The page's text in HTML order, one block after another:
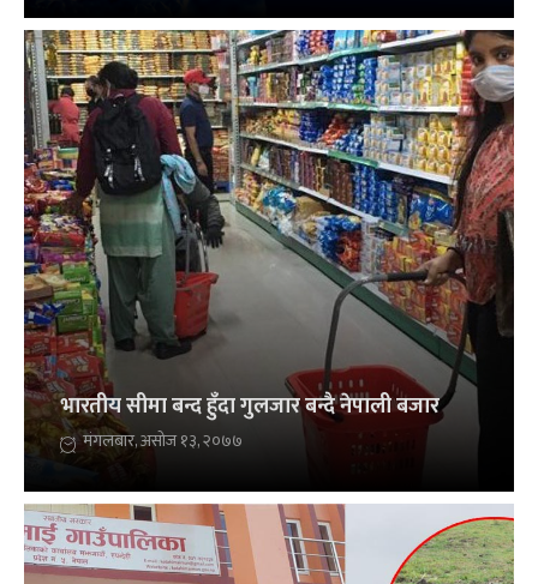
भारतीय सीमा बन्द हुँदा गुलजार बन्दै नेपाली बजार
मंगलबार, असोज १३, २०७७